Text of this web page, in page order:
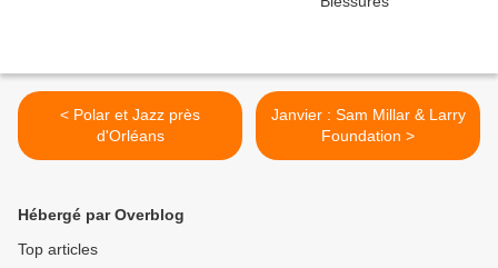
< Polar et Jazz près
d'Orléans
Janvier : Sam Millar & Larry
Foundation >
Hébergé par Overblog
Top articles